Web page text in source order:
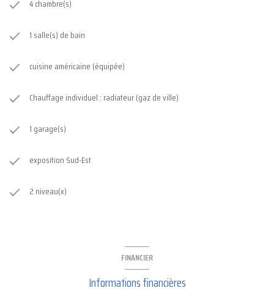
4 chambre(s)
1 salle(s) de bain
cuisine américaine (équipée)
Chauffage individuel : radiateur (gaz de ville)
1 garage(s)
exposition Sud-Est
2 niveau(x)
FINANCIER
Informations financières